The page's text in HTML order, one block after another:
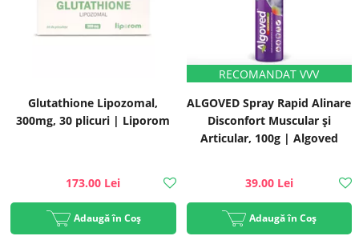
Glutathione Lipozomal,
300mg, 30 plicuri | Liporom
173.00 Lei
Adaugă în Coș
ALGOVED Spray Rapid Alinare
Disconfort Muscular și
Articular, 100g | Algoved
39.00 Lei
Adaugă în Coș